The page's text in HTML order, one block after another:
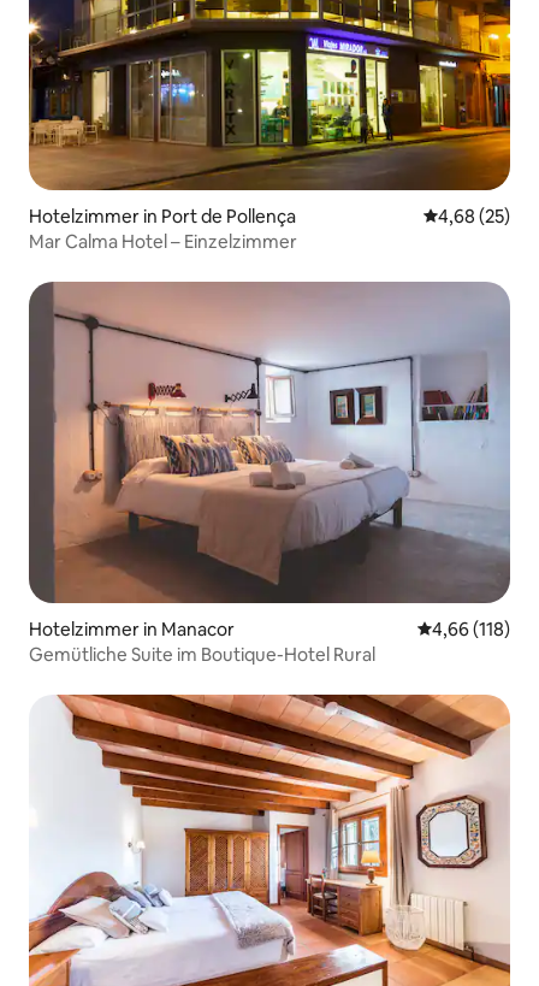
Hotelzimmer in Port de Pollença
4,68 (25)
Mar Calma Hotel – Einzelzimmer
Hotelzimmer in Manacor
4,66 (118)
Gemütliche Suite im Boutique-Hotel Rural